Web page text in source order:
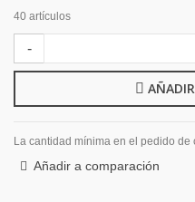
40 artículos
-
La cantidad mínima en el pedido
Añadir a comparación